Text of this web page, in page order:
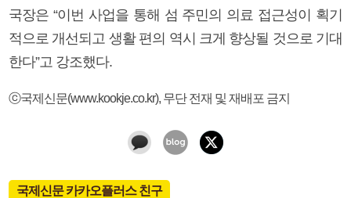
국장은 “이번 사업을 통해 섬 주민의 의료 접근성이 획기
적으로 개선되고 생활 편의 역시 크게 향상될 것으로 기대
한다”고 강조했다.
ⓒ국제신문(www.kookje.co.kr), 무단 전재 및 재배포 금지
국제신문 카카오플러스 친구